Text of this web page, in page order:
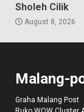
Sholeh Cilik
August 8, 2026
Malang-
Graha Malang Post